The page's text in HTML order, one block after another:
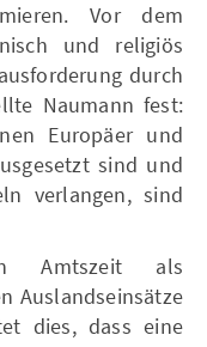
Vor dem
und religiös
durch
Naumann fest:
Europäer und
sind und
verlangen, sind
Amtszeit als
Auslandseinsätze
dies, dass eine